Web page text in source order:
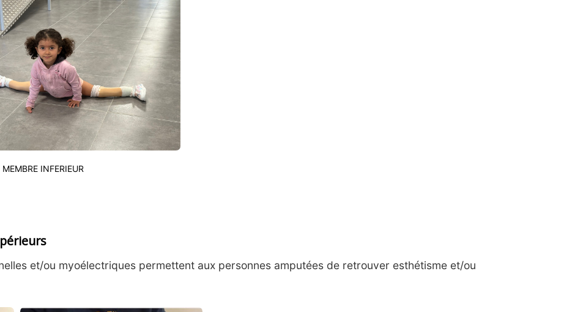
INFERIEUR
et/ou myoélectriques permettent aux personnes amputées de retrouver esthétisme et/ou